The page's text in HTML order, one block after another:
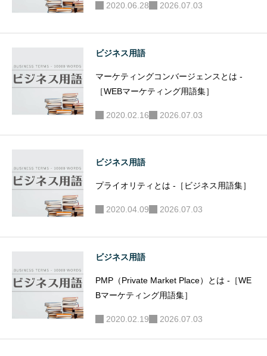
2020.06.28 2026.07.03
ビジネス用語
マーケティングコンバージェンスとは -
［WEBマーケティング用語集］
2020.02.16 2026.07.03
ビジネス用語
プライオリティとは -［ビジネス用語集］
2020.04.09 2026.07.03
ビジネス用語
PMP（Private Market Place）とは -［WE
Bマーケティング用語集］
2020.02.19 2026.07.03